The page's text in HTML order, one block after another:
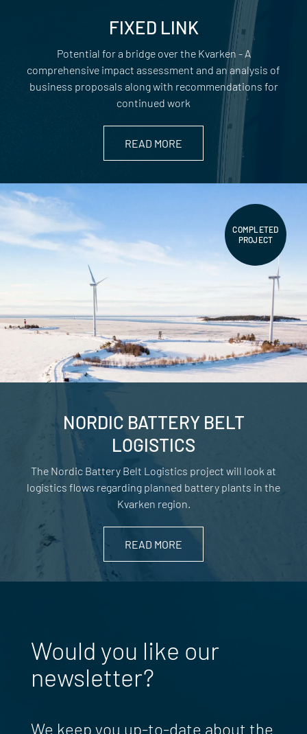
FIXED LINK
Potential for a bridge over the Kvarken - A
comprehensive impact assessment and an analysis of
business proposals along with recommendations for
continued work
READ MORE
COMPLETED
PROJECT
NORDIC BATTERY BELT
LOGISTICS
The Nordic Battery Belt Logistics project will look at
logistics flows regarding planned battery plants in the
Kvarken region.
READ MORE
Would you like our
newsletter?
We keep you up-to-date about the